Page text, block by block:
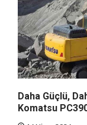
Daha Güçlü,
Komatsu